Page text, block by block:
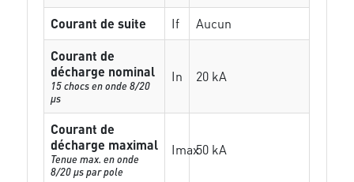
Courant de suite If
Aucun
Courant de
décharge nominal
15 chocs en onde 8/20
µs
In 20 kA
Courant de
décharge maximal
Tenue max. en onde
8/20 µs par pole
Imax50 kA